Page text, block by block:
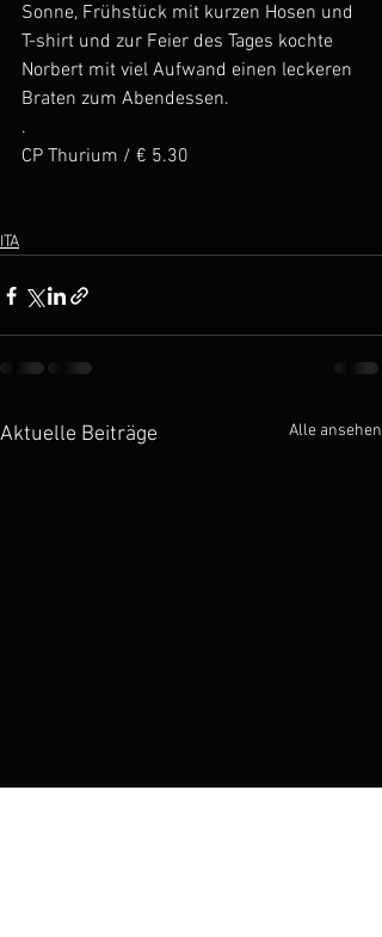
Sonne, Frühstück mit kurzen Hosen und
T-shirt und zur Feier des Tages kochte
Norbert mit viel Aufwand einen leckeren
Braten zum Abendessen.
.
CP Thurium / € 5.30
ITA
Aktuelle Beiträge Alle ansehen